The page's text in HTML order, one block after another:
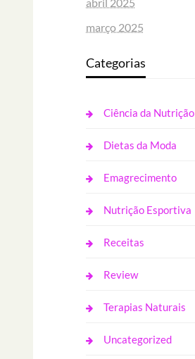
março 2025
Categorias
Ciência da Nutrição
Dietas da Moda
Emagrecimento
Nutrição Esportiva
Receitas
Review
Terapias Naturais
Uncategorized